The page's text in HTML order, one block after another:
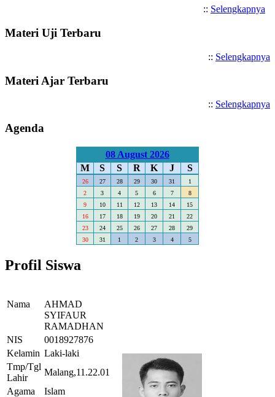
:: Selengkapnya
Materi Uji Terbaru
:: Selengkapnya
Materi Ajar Terbaru
:: Selengkapnya
Agenda
08 August 2026
M
S S R K J S
26 27 28 29 30 31
1
2
3 4 5 6 7
8
9
10 11 12 13 14
15
16
17 18 19 20 21
22
23
24 25 26 27 28
29
30
31 1 2 3 4 5
Profil Siswa
Nama
AHMAD
SYIFAUR
RAMADHAN
NIS
0018927876
Kelamin Laki-laki
Tmp/Tgl
Lahir
Malang,11.22.01
Agama
Islam